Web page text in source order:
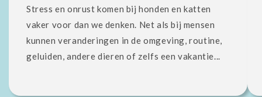
Stress en onrust komen bij honden en katten
vaker voor dan we denken. Net als bij mensen
kunnen veranderingen in de omgeving, routine,
geluiden, andere dieren of zelfs een vakantie...